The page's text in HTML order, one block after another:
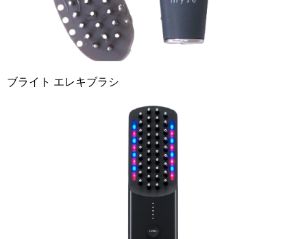
ブライト エレキブラシ